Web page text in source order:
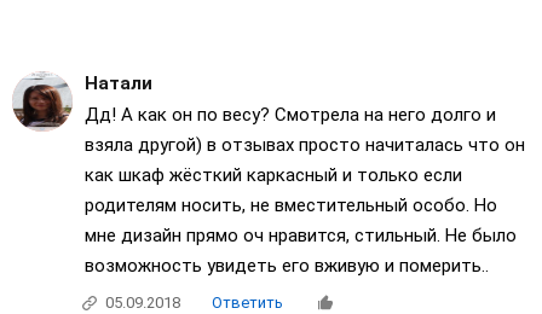
Натали
Дд! А как он по весу? Смотрела на него долго и
взяла другой) в отзывах просто начиталась что он
как шкаф жёсткий каркасный и только если
родителям носить, не вместительный особо. Но
мне дизайн прямо оч нравится, стильный. Не было
возможность увидеть его вживую и померить..
05.09.2018 Ответить